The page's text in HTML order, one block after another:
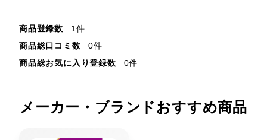
商品登録数
1件
商品総口コミ数
0件
商品総お気に入り登録数
0件
メーカー・ブランドおすすめ商品